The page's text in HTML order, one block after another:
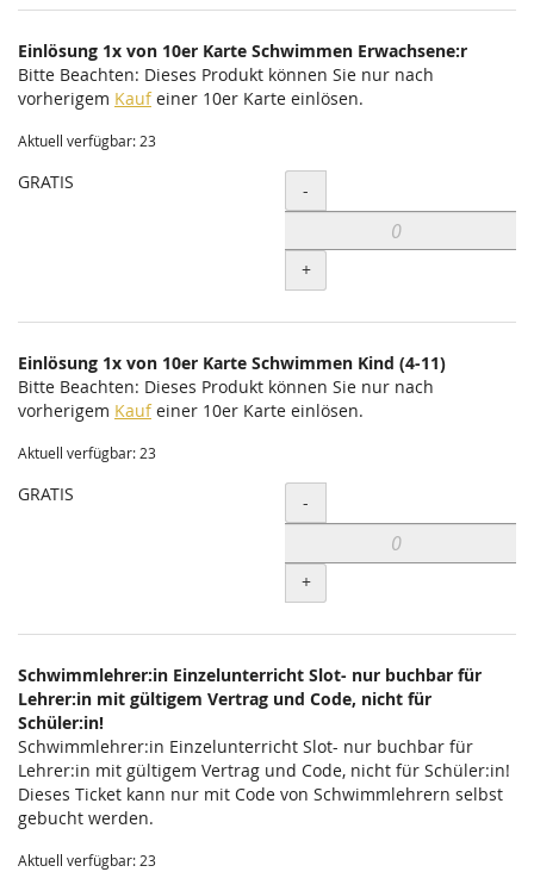
Einlösung 1x von 10er Karte Schwimmen Erwachsene:r
Bitte Beachten: Dieses Produkt können Sie nur nach
vorherigem Kaufeiner 10er Karte einlösen.
Aktuell verfügbar: 23
GRATIS Menge
-
+
Einlösung 1x von 10er Karte Schwimmen Kind (4-11)
Bitte Beachten: Dieses Produkt können Sie nur nach
vorherigem Kaufeiner 10er Karte einlösen.
Aktuell verfügbar: 23
GRATIS Menge
-
+
Schwimmlehrer:in Einzelunterricht Slot- nur buchbar für
Lehrer:in mit gültigem Vertrag und Code, nicht für
Schüler:in!
Schwimmlehrer:in Einzelunterricht Slot- nur buchbar für
Lehrer:in mit gültigem Vertrag und Code, nicht für Schüler:in!
Dieses Ticket kann nur mit Code von Schwimmlehrern selbst
gebucht werden.
Aktuell verfügbar: 23